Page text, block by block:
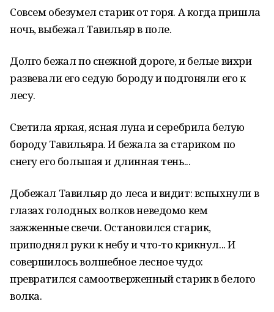
Совсем обезумел старик от горя. А когда пришла
ночь, выбежал Тавильяр в поле.
Долго бежал по снежной дороге, и белые вихри
развевали его седую бороду и подгоняли его к
лесу.
Светила яркая, ясная луна и серебрила белую
бороду Тавильяра. И бежала за стариком по
снегу его большая и длинная тень...
Добежал Тавильяр до леса и видит: вспыхнули в
глазах голодных волков неведомо кем
зажженные свечи. Остановился старик,
приподнял руки к небу и что-то крикнул... И
совершилось волшебное лесное чудо:
превратился самоотверженный старик в белого
волка.